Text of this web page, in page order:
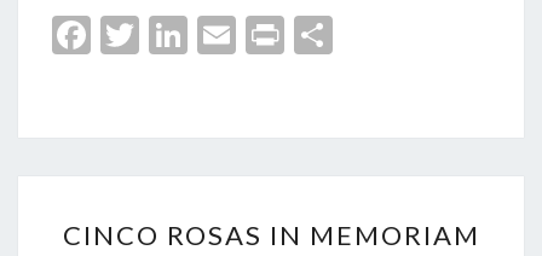
Fa
o
o
k
T
er
Li
dI
n
E
l
Pr
p
ar
tir
ROSAS
CINCO ROSAS IN MEMORIAM